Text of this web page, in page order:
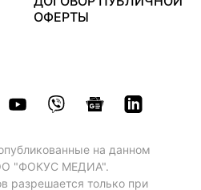
ОФЕРТЫ
на данном
"ФОКУС МЕДИА".
разрешается только при